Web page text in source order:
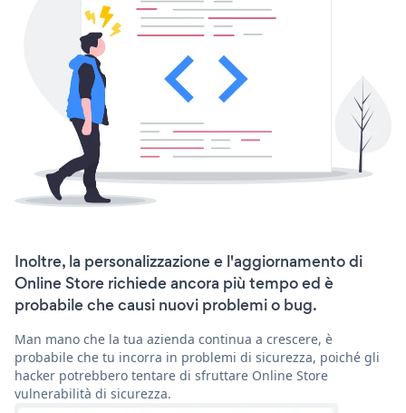
Inoltre, la personalizzazione e l'aggiornamento di
Online Store richiede ancora più tempo ed è
probabile che causi nuovi problemi o bug.
Man mano che la tua azienda continua a crescere, è
probabile che tu incorra in problemi di sicurezza, poiché gli
hacker potrebbero tentare di sfruttare Online Store
vulnerabilità di sicurezza.